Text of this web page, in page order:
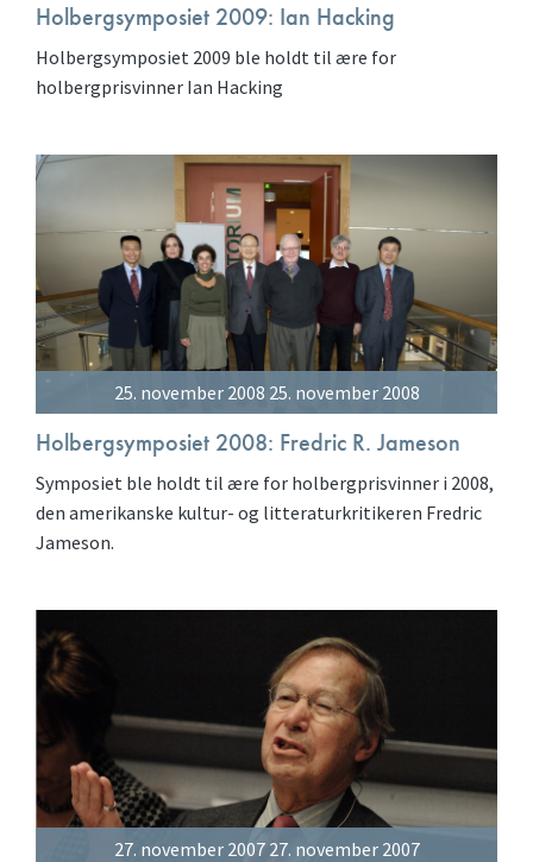
Holbergsymposiet 2009: Ian Hacking
Holbergsymposiet 2009 ble holdt til ære for
holbergprisvinner Ian Hacking
25. november 2008 25. november 2008
Holbergsymposiet 2008: Fredric R. Jameson
Symposiet ble holdt til ære for holbergprisvinner i 2008,
den amerikanske kultur- og litteraturkritikeren Fredric
Jameson.
27. november 2007 27. november 2007